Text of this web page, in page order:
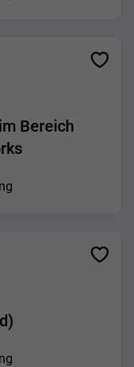
Bereich